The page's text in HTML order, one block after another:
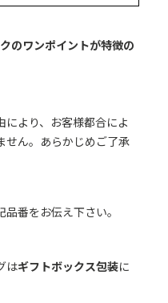
のワンポイントが特徴の
より、お客様都合によ
せん。あらかじめご了承
番をお伝え下さい。
はギフトボックス包装に